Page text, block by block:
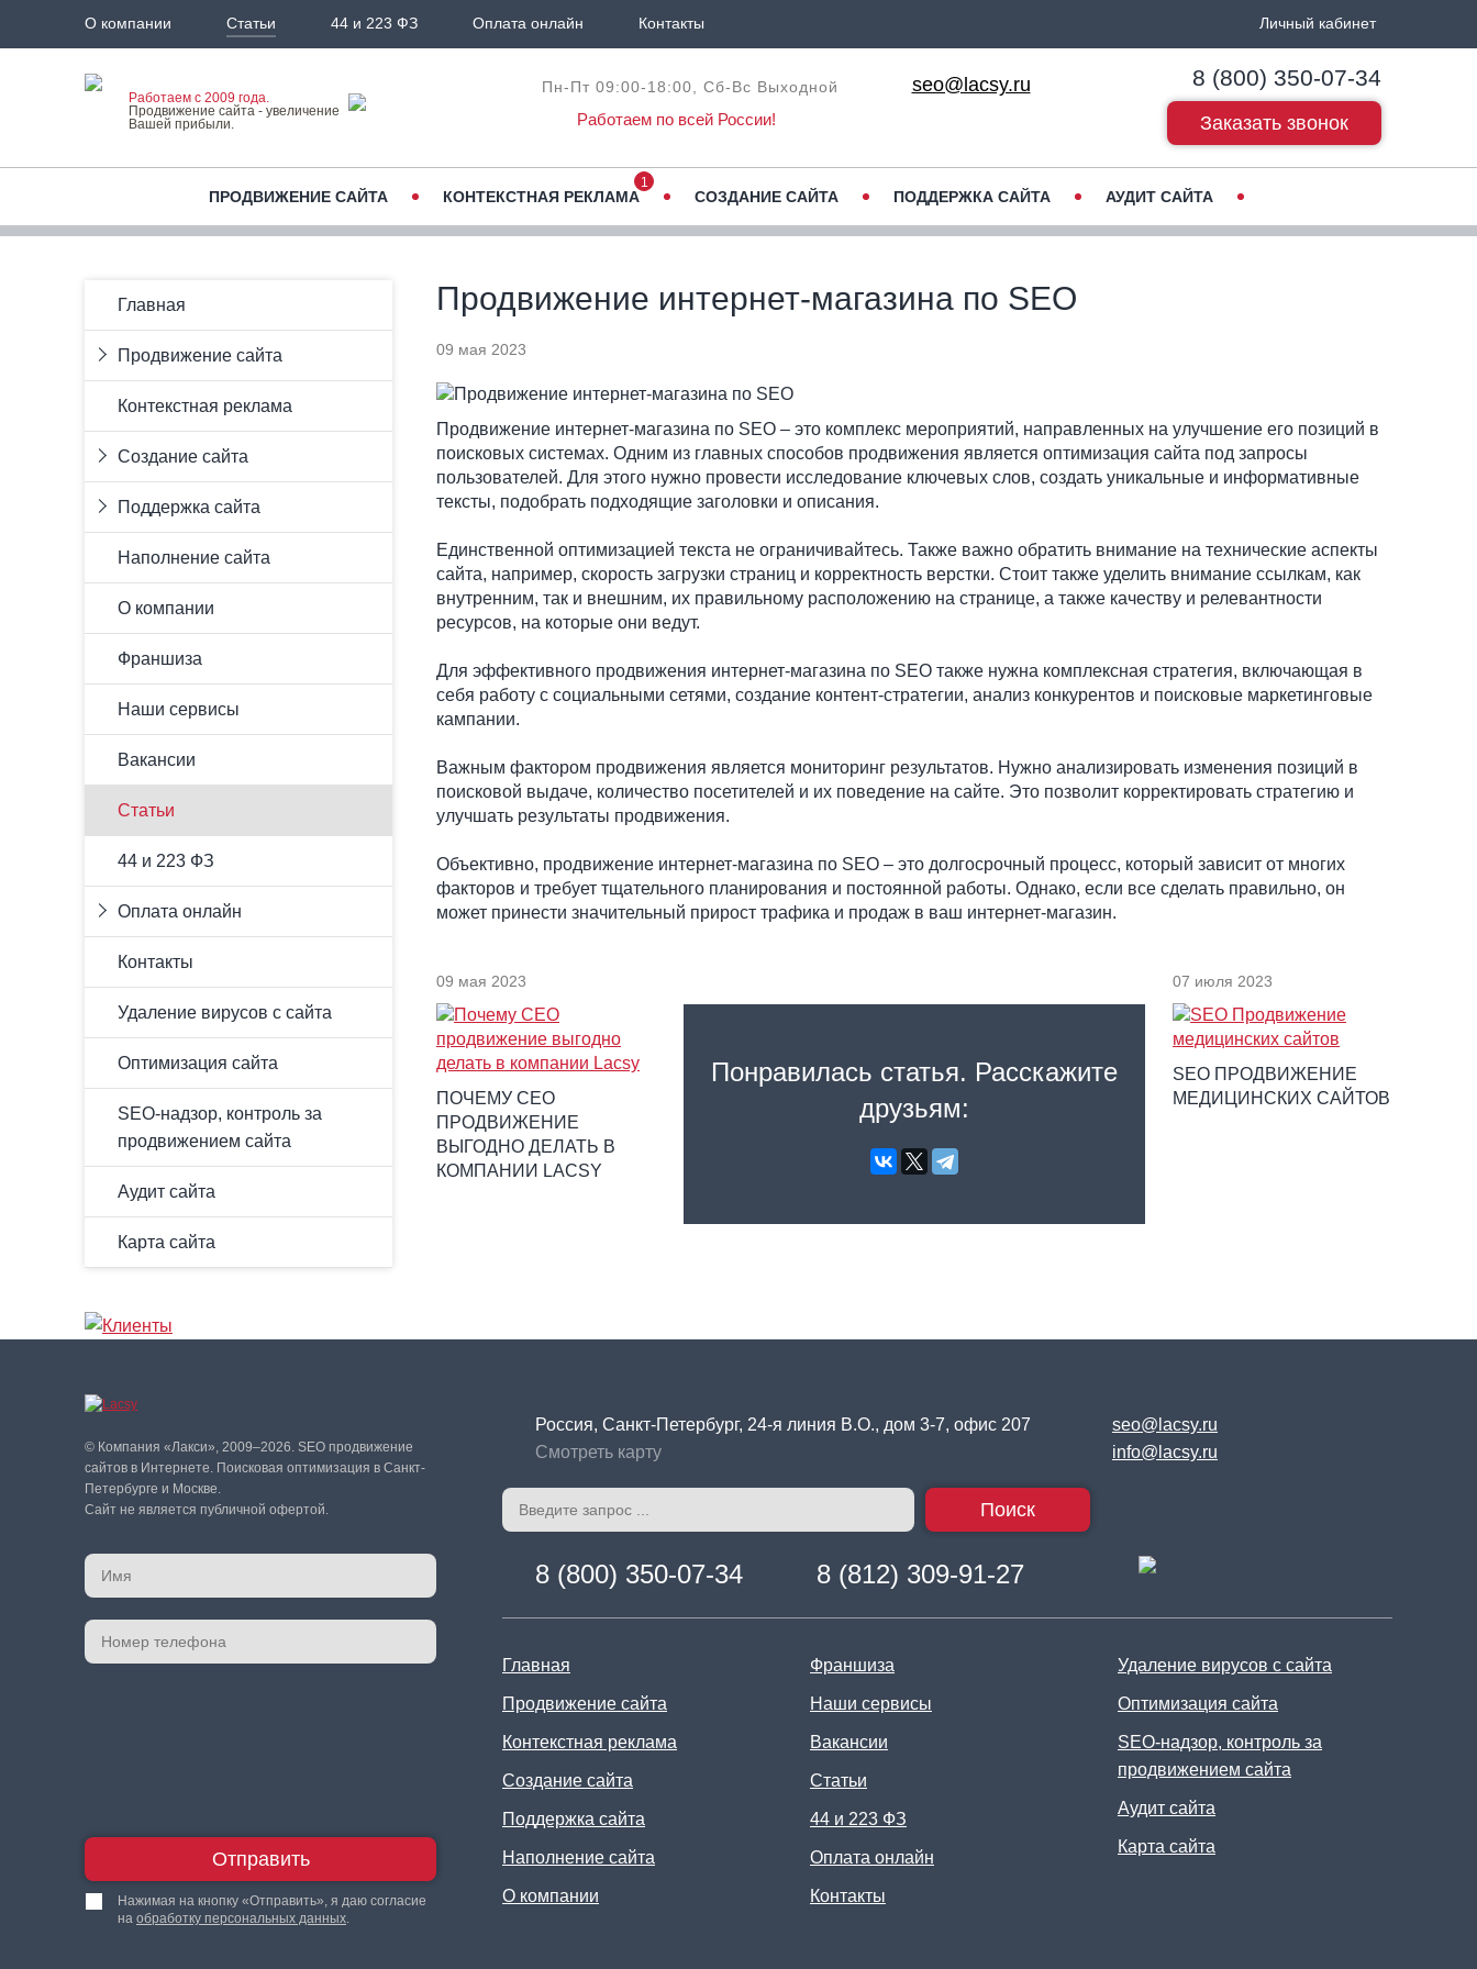
О компании Статьи 44 и 223 ФЗ Оплата онлайн Контакты Личный кабинет
Работаем с 2009 года.
Продвижение сайта - увеличение
Вашей прибыли.
Пн-Пт 09:00-18:00,Сб-Вс Выходной
Работаем по всей России!
seo@lacsy.ru 8 (800) 350-07-34
Заказать звонок
ПРОДВИЖЕНИЕ САЙТА
1
КОНТЕКСТНАЯ РЕКЛАМА СОЗДАНИЕ САЙТА ПОДДЕРЖКА САЙТА АУДИТ САЙТА
Главная
Продвижение сайта
Продвижение сайта с гарантией
магазинов
сайтов
Комплексное продвижение
Контекстная реклама
Создание сайта
Уникальный дизайн
Сайт визитка
Интернет-магазин (каталог)
Портал
Поддержка сайта
Стандартный
Мониторинг сайта
Наполнение сайта
О компании
Франшиза
Наши сервисы
Вакансии
Статьи
44 и 223 ФЗ
Оплата онлайн
Оплата не удалась
Контакты
Удаление вирусов с сайта
Оптимизация сайта
SEO-надзор, контроль за
продвижением сайта
Аудит сайта
Карта сайта
Продвижение интернет-магазина по SEO
09 мая 2023
Продвижение интернет-магазина по SEO – это комплекс мероприятий, направленных на улучшение его позиций в
поисковых системах. Одним из главных способов продвижения является оптимизация сайта под запросы
пользователей. Для этого нужно провести исследование ключевых слов, создать уникальные и информативные
тексты, подобрать подходящие заголовки и описания.
Единственной оптимизацией текста не ограничивайтесь. Также важно обратить внимание на технические аспекты
сайта, например, скорость загрузки страниц и корректность верстки. Стоит также уделить внимание ссылкам, как
внутренним, так и внешним, их правильному расположению на странице, а также качеству и релевантности
ресурсов, на которые они ведут.
Для эффективного продвижения интернет-магазина по SEO также нужна комплексная стратегия, включающая в
себя работу с социальными сетями, создание контент-стратегии, анализ конкурентов и поисковые маркетинговые
кампании.
Важным фактором продвижения является мониторинг результатов. Нужно анализировать изменения позиций в
поисковой выдаче, количество посетителей и их поведение на сайте. Это позволит корректировать стратегию и
улучшать результаты продвижения.
Объективно, продвижение интернет-магазина по SEO – это долгосрочный процесс, который зависит от многих
факторов и требует тщательного планирования и постоянной работы. Однако, если все сделать правильно, он
может принести значительный прирост трафика и продаж в ваш интернет-магазин.
09 мая 2023
ПОЧЕМУ СЕО
ПРОДВИЖЕНИЕ
ВЫГОДНО ДЕЛАТЬ В
КОМПАНИИ LACSY
Понравилась статья. Расскажите
друзьям:
07 июля 2023
SEO ПРОДВИЖЕНИЕ
МЕДИЦИНСКИХ САЙТОВ
© Компания «Лакси», 2009–2026. SEO продвижение
сайтов в Интернете. Поисковая оптимизация в Санкт-
Петербурге и Москве.
Сайт не является публичной офертой.
Отправить
Нажимая на кнопку «Отправить», я даю согласие
на обработку персональных данных.
Россия, Санкт-Петербург, 24-я линия В.О., дом 3-7, офис 207
Смотреть карту
seo@lacsy.ru
info@lacsy.ru
Поиск
8 (800) 350-07-34 8 (812) 309-91-27
Главная
Продвижение сайта
Контекстная реклама
Создание сайта
Поддержка сайта
Наполнение сайта
О компании
Франшиза
Наши сервисы
Вакансии
Статьи
44 и 223 ФЗ
Оплата онлайн
Контакты
Удаление вирусов с сайта
Оптимизация сайта
SEO-надзор, контроль за
продвижением сайта
Аудит сайта
Карта сайта